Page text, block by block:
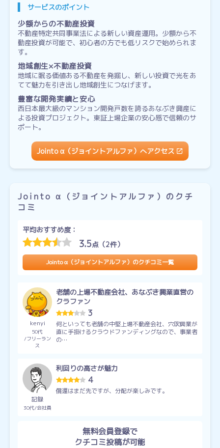
サービスのポイント
少額からの不動産投資
不動産特定共同事業法による新しい資産運用。少額から不
動産投資が可能で、初心者の方でも低リスクで始められま
す。
地域創生×不動産投資
地域に眠る価値ある不動産を発掘し、新しい投資で光をあ
てて魅力を引き出し地域創生につなげます。
豊富な開発実績と安心
西日本最大級のマンション開発戸数を誇るあなぶき興産に
よる投資プロジェクト。東証上場企業の安心感で信頼のサ
ポート。
Jointo α（ジョイントアルファ）へアクセス
Jointo α（ジョイントアルファ）のクチ
コミ
平均おすすめ度：
3.5点（2件）
Jointo α（ジョイントアルファ）のクチコミ一覧
kenyi
50代
フリーラン
ス
老舗の上場不動産会社、あなぶき興業直営の
クラファン
3
何といっても老舗の中堅上場不動産会社、穴吹興業が
直に手掛けるクラウドファンディングなので、事業者
の…
記録
30代 会社員
利回りの高さが魅力
4
償還はまだ先ですが、分配が楽しみです。
無料会員登録で
クチコミ投稿が可能